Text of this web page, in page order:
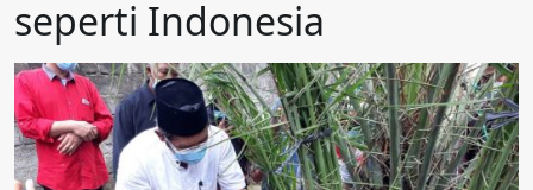
seperti Indonesia